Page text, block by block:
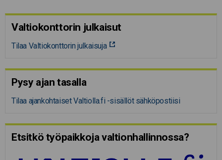
Valtiokonttorin julkaisut
Tilaa Valtiokonttorin julkaisuja
Pysy ajan tasalla
Tilaa ajankohtaiset Valtiolla.fi -sisällöt sähköpostiisi
Etsitkö työpaikkoja valtion­hal­lin­nossa?